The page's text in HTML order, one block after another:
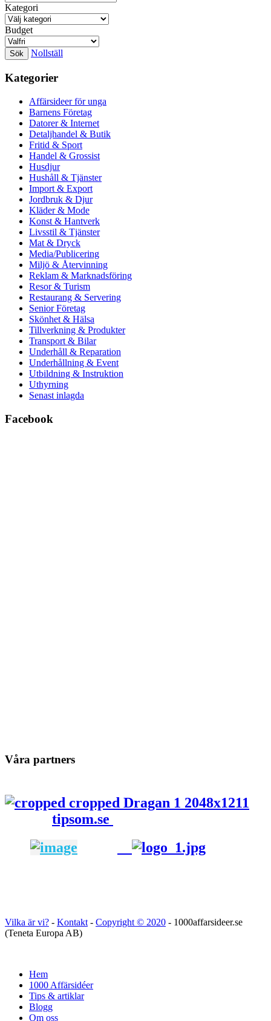
Kategori
Budget
Nollställ
Kategorier
Affärsideer för unga
Barnens Företag
Datorer & Internet
Detaljhandel & Butik
Fritid & Sport
Handel & Grossist
Husdjur
Hushåll & Tjänster
Import & Export
Jordbruk & Djur
Kläder & Mode
Konst & Hantverk
Livsstil & Tjänster
Mat & Dryck
Media/Publicering
Miljö & Återvinning
Reklam & Marknadsföring
Resor & Turism
Restaurang & Servering
Senior Företag
Skönhet & Hälsa
Tillverkning & Produkter
Transport & Bilar
Underhåll & Reparation
Underhållning & Event
Utbildning & Instruktion
Uthyrning
Senast inlagda
Facebook
Våra partners
tipsom.se
Vilka är vi? - Kontakt - Copyright © 2020 - 1000affarsideer.se
(Teneta Europa AB)
Hem
1000 Affärsidéer
Tips & artiklar
Blogg
Om oss